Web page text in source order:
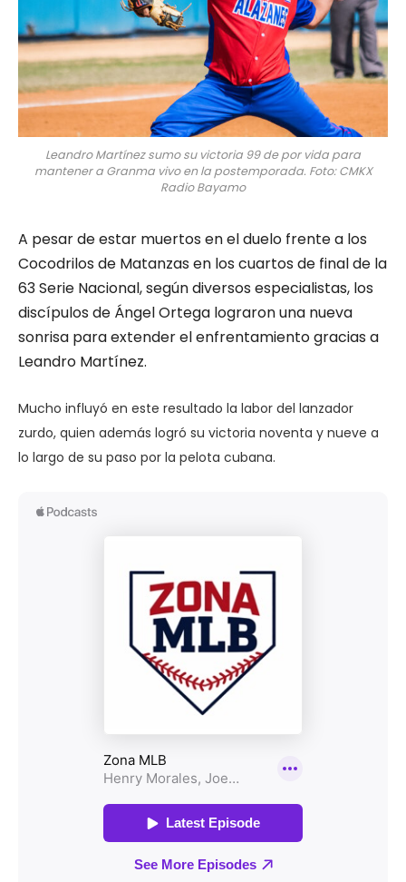
Leandro Martínez sumo su victoria 99 de por vida para
mantener a Granma vivo en la postemporada. Foto: CMKX
Radio Bayamo
A pesar de estar muertos en el duelo frente a los
Cocodrilos de Matanzas en los cuartos de final de la
63 Serie Nacional, según diversos especialistas, los
discípulos de Ángel Ortega lograron una nueva
sonrisa para extender el enfrentamiento gracias a
Leandro Martínez.
Mucho influyó en este resultado la labor del lanzador
zurdo, quien además logró su victoria noventa y nueve a
lo largo de su paso por la pelota cubana.